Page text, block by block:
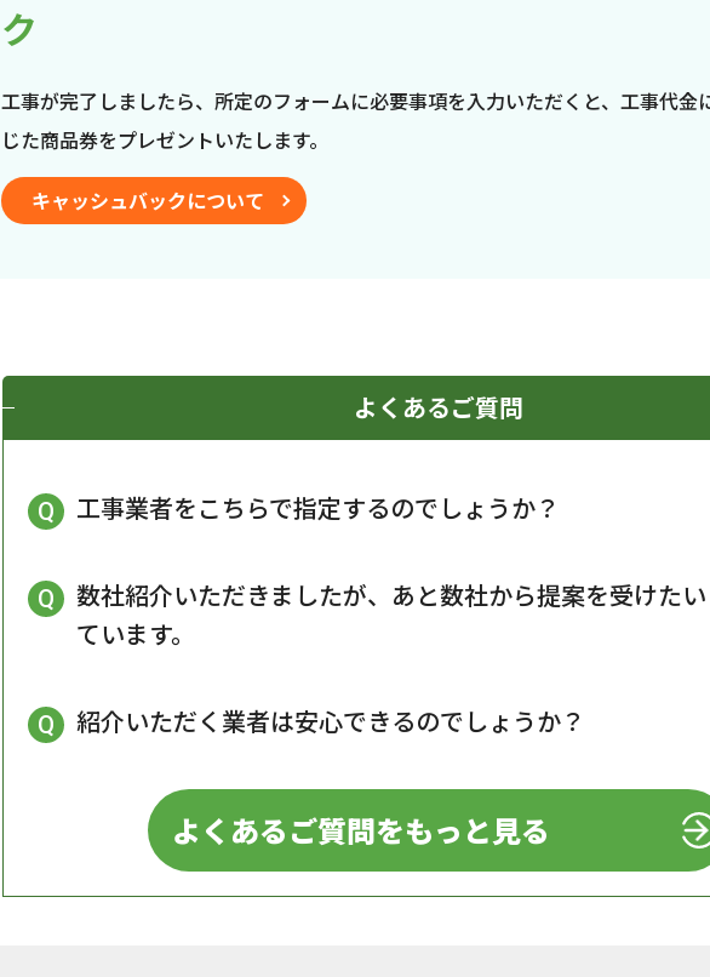
ク
工事が完了しましたら、所定のフォームに必要事項を入力いただくと、工事代金
じた商品券をプレゼントいたします。
キャッシュバックについて
よくあるご質問
工事業者をこちらで指定するのでしょうか？
数社紹介いただきましたが、あと数社から提案を受けた
ています。
紹介いただく業者は安心できるのでしょうか？
よくあるご質問をもっと見る